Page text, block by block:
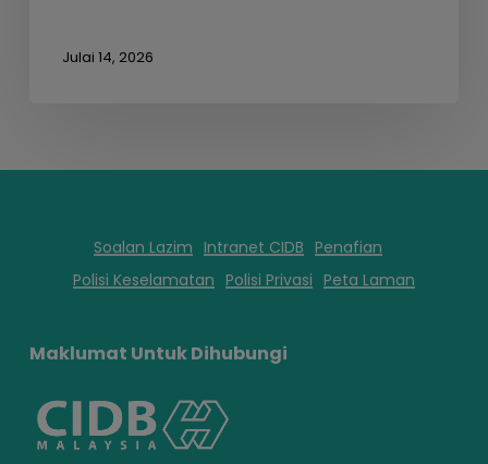
Julai 14, 2026
Soalan Lazim Intranet CIDB Penafian
Polisi Keselamatan Polisi Privasi Peta Laman
Maklumat Untuk Dihubungi